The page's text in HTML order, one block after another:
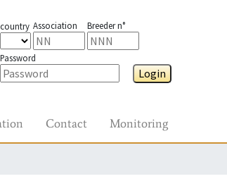
country Association Breeder n°
Password
Login
Contact Monitoring